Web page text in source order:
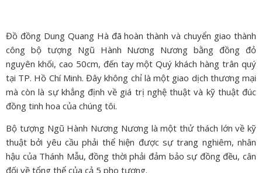
Đồ đồng Dung Quang Hà đã hoàn thành và chuyển giao thành
công bộ tượng Ngũ Hành Nương Nương bằng đồng đỏ
nguyên khối, cao 50cm, đến tay một Quý khách hàng trân quý
tại TP. Hồ Chí Minh. Đây không chỉ là một giao dịch thương mại
mà còn là sự khẳng định về giá trị nghệ thuật và kỹ thuật đúc
đồng tinh hoa của chúng tôi.
Bộ tượng Ngũ Hành Nương Nương là một thử thách lớn về kỹ
thuật bởi yêu cầu phải thể hiện được sự trang nghiêm, nhân
hậu của Thánh Mẫu, đồng thời phải đảm bảo sự đồng đều, cân
đối về tổng thể của cả 5 pho tượng.